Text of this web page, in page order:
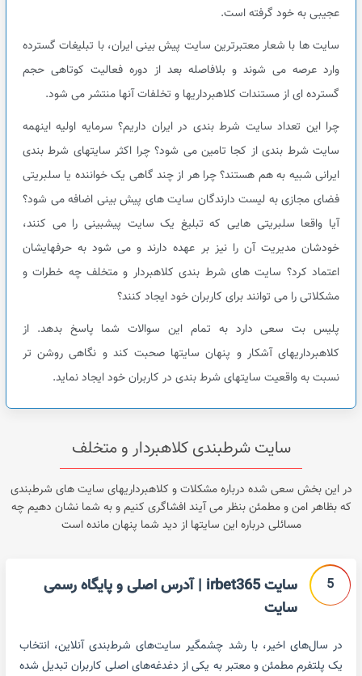
عجیبی به خود گرفته است.
سایت ها با شعار معتبرترین سایت پیش بینی ایران، با تبلیغات گسترده
وارد عرصه می شوند و بلافاصله بعد از دوره فعالیت کوتاهی حجم
گسترده ای از مستندات کلاهبرداریها و تخلفات آنها منتشر می شود.
چرا این تعداد سایت شرط بندی در ایران داریم؟ سرمایه اولیه اینهمه
سایت شرط بندی از کجا تامین می شود؟ چرا اکثر سایتهای شرط بندی
ایرانی شبیه به هم هستند؟ چرا هر از چند گاهی یک خواننده یا سلبریتی
فضای مجازی به لیست دارندگان سایت های پیش بینی اضافه می شود؟
آیا واقعا سلبریتی هایی که تبلیغ یک سایت پیشبینی را می کنند،
خودشان مدیریت آن را نیز بر عهده دارند و می شود به حرفهایشان
اعتماد کرد؟ سایت های شرط بندی کلاهبردار و متخلف چه خطرات و
مشکلاتی را می توانند برای کاربران خود ایجاد کنند؟
پلیس بت سعی دارد به تمام این سوالات شما پاسخ بدهد. از
کلاهبرداریهای آشکار و پنهان سایتها صحبت کند و نگاهی روشن تر
نسبت به واقعیت سایتهای شرط بندی در کاربران خود ایجاد نماید.
سایت شرطبندی کلاهبردار و متخلف
در این بخش سعی شده درباره مشکلات و کلاهبرداریهای سایت های شرطبندی
که بظاهر امن و مطمئن بنظر می آیند افشاگری کنیم و به شما نشان دهیم چه
مسائلی درباره این سایتها از دید شما پنهان مانده است
5
سایت irbet365 | آدرس اصلی و پایگاه رسمی
سایت
در سال‌های اخیر، با رشد چشمگیر سایت‌های شرط‌بندی آنلاین، انتخاب
یک پلتفرم مطمئن و معتبر به یکی از دغدغه‌های اصلی کاربران تبدیل شده